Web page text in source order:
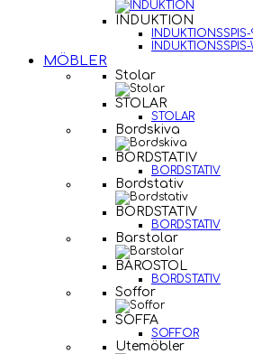
INDUKTION
MÖBLER
Stolar
STOLAR
STOLAR
Bordskiva
BORDSTATIV
BORDSTATIV
Bordstativ
BORDSTATIV
BORDSTATIV
Barstolar
BAROSTOL
BORDSTATIV
Soffor
SOFFA
SOFFOR
Utemöbler